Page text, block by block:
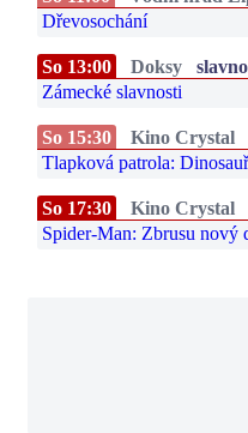
Dřevosochání
So 13:00 Doksy
Zámecké slavnosti
So 15:30 Kino Crystal
Tlapková patrola:
So 17:30 Kino Crystal
Spider-Man: Zbrusu nový